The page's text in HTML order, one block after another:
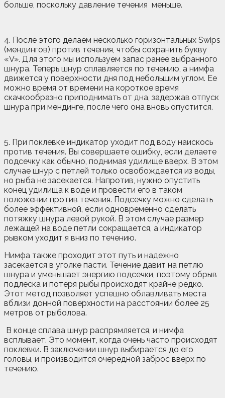
больше, поскольку давление течения меньше.
4. После этого делаем несколько горизонтальных Swips
(мендингов) против течения, чтобы сохранить букву
«V». Для этого мы используем запас ранее выбранного
шнура. Теперь шнур сплавляется по течению, а нимфа
движется у поверхности дня под небольшим углом. Ее
можно время от времени на короткое время
скачкообразно приподнимать от дна, задержав отпуск
шнура при мендинге, после чего она вновь опустится.
5. При поклевке индикатор уходит под воду наискось
против течения. Вы совершаете ошибку, если делаете
подсечку как обычно, поднимая удилище вверх. В этом
случае шнур с петлей только освобождается из воды,
но рыба не засекается. Напротив, нужно опустить
конец удилища к воде и провести его в таком
положении против течения. Подсечку можно сделать
более эффективной, если одновременно сделать
потяжку шнура левой рукой. В этом случае размер
лежащей на воде петли сокращается, а индикатор
рывком уходит я вниз по течению.
Нимфа также проходит этот путь и надежно
засекается в уголке пасти. Течение давит на петлю
шнура и уменьшает энергию подсечки, поэтому обрыв
подлеска и потеря рыбы происходят крайне редко.
Этот метод позволяет успешно облавливать места
вблизи донной поверхности на расстоянии более 25
метров от рыболова.
В конце сплава шнур распрямляется, и нимфа
всплывает. Это момент, когда очень часто происходят
поклевки. В заключении шнур выбирается до его
головы, и производится очередной заброс вверх по
течению.